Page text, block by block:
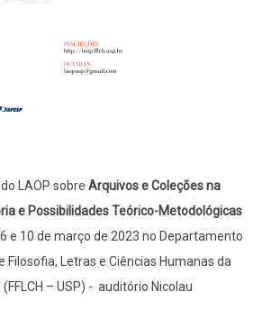
LAOP sobre Arquivos e Coleções na
e Possibilidades Teórico-Metodológicas
e 10 de março de 2023 no Departamento
Filosofia, Letras e Ciências Humanas da
– USP) - auditório Nicolau